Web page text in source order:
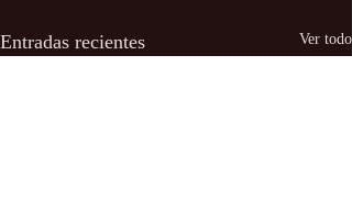
Entradas recientes Ver todo